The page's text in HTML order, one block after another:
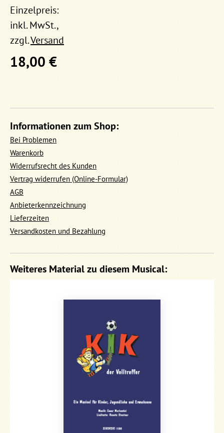
Einzelpreis:
inkl. MwSt.,
zzgl.Versand
18,00 €
Informationen zum Shop:
Bei Problemen
Warenkorb
Widerrufsrecht des Kunden
Vertrag widerrufen (Online-Formular)
AGB
Anbieterkennzeichnung
Lieferzeiten
Versandkosten und Bezahlung
Weiteres Material zu diesem Musical: